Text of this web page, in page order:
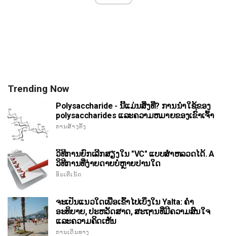
Trending Now
Polysaccharide - ນີ້ແມ່ນສິ່ງທີ່? ການນໍາໃຊ້ຂອງ
polysaccharides ແລະຄວາມຫມາຍຂອງເຂົາເຈົ້າ
ການສ້າງຕັ້ງ
ວິທີການຍົກເລີກສຽງໃນ "VC" ແບບສໍາຫລວດໄດ້. A
ວິທີການທີ່ງ່າຍດາຍບໍ່ຫຼາຍປານໃດ
ອິນເຕີເນັດ
ຈະເປັນແນວໃດເພື່ອເຂົ້າໄປເບິ່ງໃນ Yalta: ຄໍາ
ອະທິບາຍ, ປະຫວັດສາດ, ສະຖານທີ່ມີຄວາມສົນໃຈ
ແລະຄວາມຄິດເຫັນ
ການເດີນທາງ